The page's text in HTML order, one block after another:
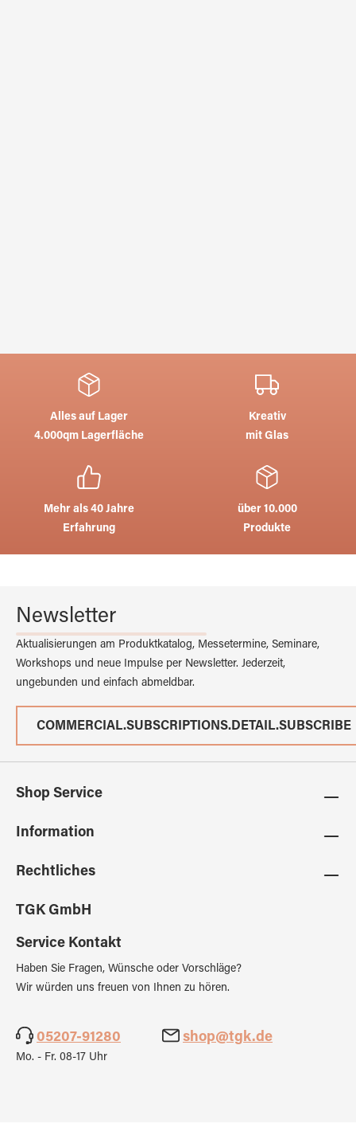
Alles auf Lager
4.000qm Lagerfläche
Kreativ
mit Glas
Mehr als 40 Jahre
Erfahrung
über 10.000
Produkte
Newsletter
Aktualisierungen am Produktkatalog, Messetermine, Seminare,
Workshops und neue Impulse per Newsletter. Jederzeit,
ungebunden und einfach abmeldbar.
COMMERCIAL.SUBSCRIPTIONS.DETAIL.SUBSCRIBE
Shop Service
Information
Rechtliches
TGK GmbH
Service Kontakt
Haben Sie Fragen, Wünsche oder Vorschläge?
Wir würden uns freuen von Ihnen zu hören.
05207-91280 shop@tgk.de
Mo. - Fr. 08-17 Uhr